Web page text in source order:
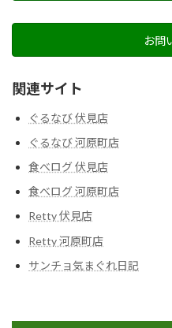
お問
関連サイト
ぐるなび 伏見店
ぐるなび 河原町店
食べログ 伏見店
食べログ 河原町店
Retty 伏見店
Retty 河原町店
サンチョ気まぐれ日記